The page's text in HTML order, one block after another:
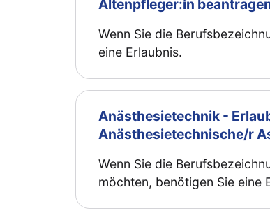
Altenpfleger:in
Wenn Sie die
eine Erlaubnis.
Anästhesietechnik -
Anästhesietechnische/r
Wenn Sie die
möchten, benötigen Sie eine